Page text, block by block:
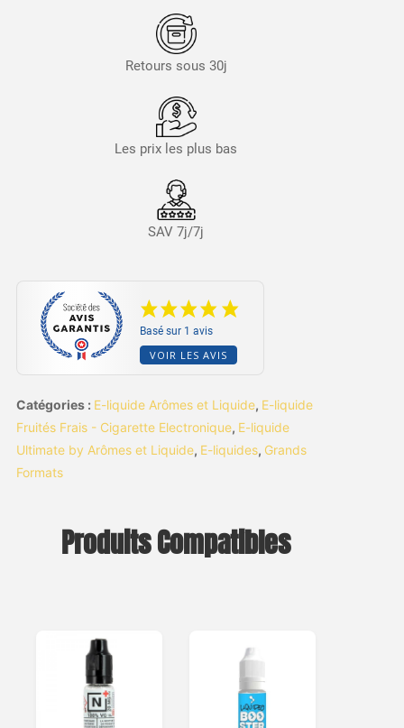
Retours sous 30j
Les prix les plus bas
SAV 7j/7j
Basé sur 1 avis
VOIR LES AVIS
Catégories : E-liquide Arômes et Liquide, E-liquide
Fruités Frais - Cigarette Electronique, E-liquide
Ultimate by Arômes et Liquide, E-liquides, Grands
Formats
Produits Compatibles